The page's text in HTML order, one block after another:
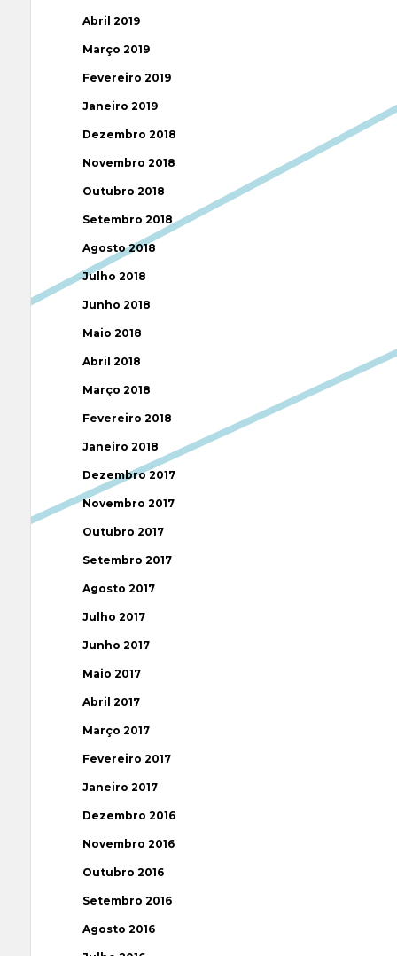
Abril 2019
Março 2019
Fevereiro 2019
Janeiro 2019
Dezembro 2018
Novembro 2018
Outubro 2018
Setembro 2018
Agosto 2018
Julho 2018
Junho 2018
Maio 2018
Abril 2018
Março 2018
Fevereiro 2018
Janeiro 2018
Dezembro 2017
Novembro 2017
Outubro 2017
Setembro 2017
Agosto 2017
Julho 2017
Junho 2017
Maio 2017
Abril 2017
Março 2017
Fevereiro 2017
Janeiro 2017
Dezembro 2016
Novembro 2016
Outubro 2016
Setembro 2016
Agosto 2016